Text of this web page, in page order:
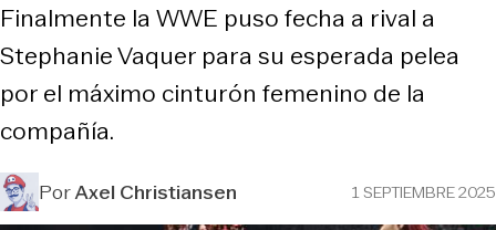
Finalmente la WWE puso fecha a rival a
Stephanie Vaquer para su esperada pelea
por el máximo cinturón femenino de la
compañía.
PorAxel Christiansen 1 SEPTIEMBRE 2025